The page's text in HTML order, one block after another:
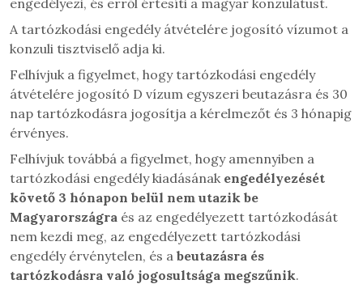
engedélyezi, és erről értesíti a magyar konzulátust.
A tartózkodási engedély átvételére jogosító vízumot a
konzuli tisztviselő adja ki.
Felhívjuk a figyelmet, hogy tartózkodási engedély
átvételére jogosító D vízum egyszeri beutazásra és 30
nap tartózkodásra jogosítja a kérelmezőt és 3 hónapig
érvényes.
Felhívjuk továbbá a figyelmet, hogy amennyiben a
tartózkodási engedély kiadásának engedélyezését
követő 3 hónapon belül nem utazik be
Magyarországra és az engedélyezett tartózkodását
nem kezdi meg, az engedélyezett tartózkodási
engedély érvénytelen, és a beutazásra és
tartózkodásra való jogosultsága megszűnik.